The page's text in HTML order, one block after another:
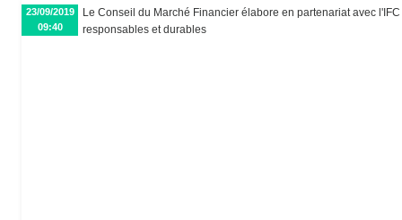
23/09/2019
09:40
Le Conseil du Marché Financier élabore en partenariat avec
responsables et durables